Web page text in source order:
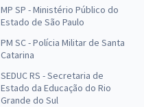
MP SP - Ministério Público do
Estado de São Paulo
PM SC - Polícia Militar de Santa
Catarina
SEDUC RS - Secretaria de
Estado da Educação do Rio
Grande do Sul